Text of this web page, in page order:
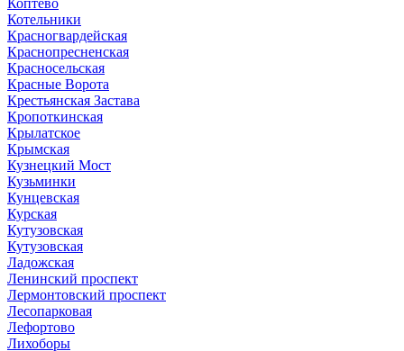
Котельники
Красногвардейская
Краснопресненская
Красносельская
Красные Ворота
Крестьянская Застава
Кропоткинская
Крылатское
Крымская
Кузнецкий Мост
Кузьминки
Кунцевская
Курская
Кутузовская
Кутузовская
Ладожская
Ленинский проспект
Лермонтовский проспект
Лесопарковая
Лефортово
Лихоборы